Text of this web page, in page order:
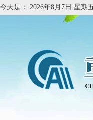
今天是： 2026年8月7日 星期